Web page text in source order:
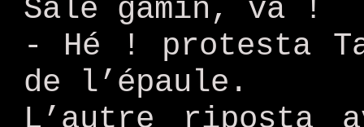
Sale gamin, va !
- Hé ! protesta
de l’épaule.
L’autre riposta